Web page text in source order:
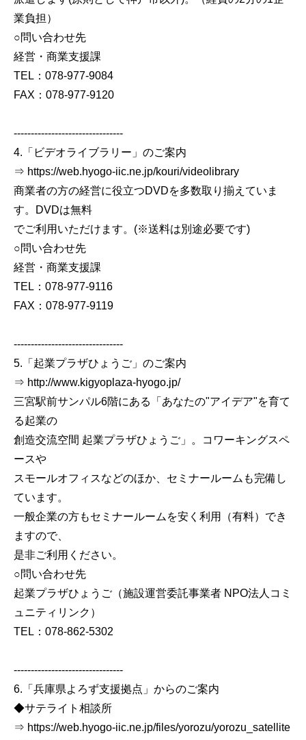
業負担）
○問い合わせ先
経営・商業支援課
TEL：078-977-9084
FAX：078-977-9120
--------------------------------
4.「ビデオライブラリー」のご案内
⇒ https://web.hyogo-iic.ne.jp/kouri/videolibrary
商業者の方の経営に役立つDVDを多数取り揃えていま
す。DVDは無料
でご利用いただけます。(※送料は別途必要です)
○問い合わせ先
経営・商業支援課
TEL：078-977-9116
FAX：078-977-9119
--------------------------------
5.「起業プラザひょうご」のご案内
⇒ http://www.kigyoplaza-hyogo.jp/
三宮駅前サンパル6階にある「あなたの"アイデア"を育て
る起業の
創造交流空間 起業プラザひょうご」。コワーキングスペ
ースや
スモールオフィスなどのほか、セミナールームも完備し
ています。
一般企業の方もセミナールームを安く利用（有料）でき
ますので、
是非ご利用ください。
○問い合わせ先
起業プラザひょうご（施設運営委託事業者 NPO法人コミ
ュニティリンク）
TEL：078-862-5302
--------------------------------
6.「兵庫県よろず支援拠点」からのご案内
◆サテライト相談所
⇒ https://web.hyogo-iic.ne.jp/files/yorozu/yorozu_satellite